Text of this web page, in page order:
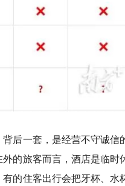
后一套，是经营不守诚信
的旅客而言，酒店是临时
的住客出行会把牙杯、水